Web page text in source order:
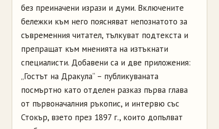
без преиначени изрази и думи. Включените
бележки към него поясняват непознатото за
съвременния читател, тълкуват подтекста и
препращат към мненията на изтъкнати
специалисти. Добавени са и две приложения:
„Гостът на Дракула“ – публикуваната
посмъртно като отделен разказ първа глава
от първоначалния ръкопис, и интервю със
Стокър, взето през 1897 г., които допълват